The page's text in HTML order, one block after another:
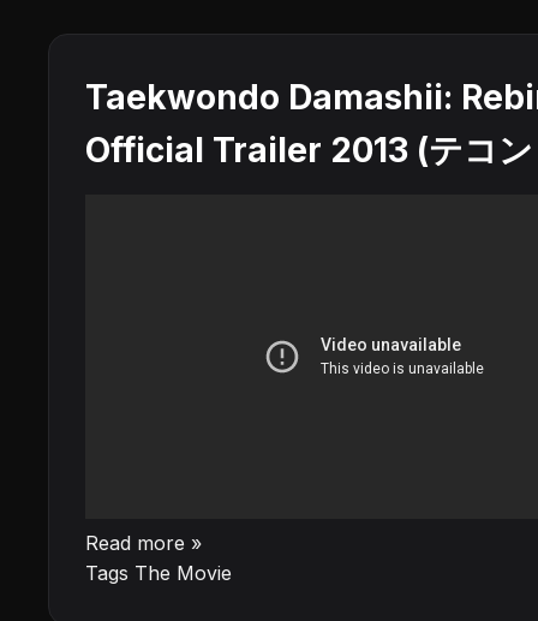
Taekwondo Damashii:
Official Trailer 2013 (テコン
Read more »
Tags The Movie